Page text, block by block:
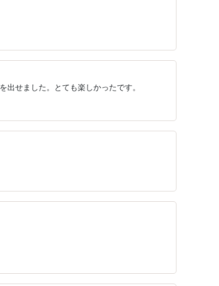
せました。とても楽しかったです。